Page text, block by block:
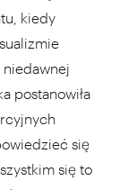
kiedy
niedawnej
postanowiła
się
się to